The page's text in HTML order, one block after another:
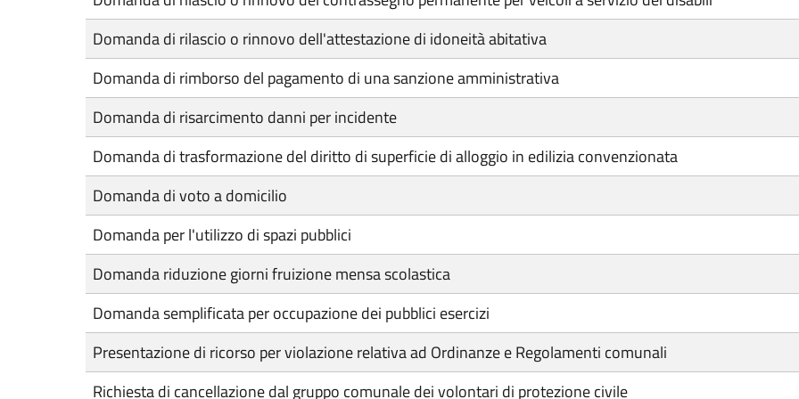
Domanda di rilascio o rinnovo dell'attestazione di idoneità abitativa
Domanda di rimborso del pagamento di una sanzione amministrativa
Domanda di risarcimento danni per incidente
Domanda di trasformazione del diritto di superficie di alloggio in edilizia convenzionata
Domanda di voto a domicilio
Domanda per l'utilizzo di spazi pubblici
Domanda riduzione giorni fruizione mensa scolastica
Domanda semplificata per occupazione dei pubblici esercizi
Presentazione di ricorso per violazione relativa ad Ordinanze e Regolamenti comunali
Richiesta di cancellazione dal gruppo comunale dei volontari di protezione civile